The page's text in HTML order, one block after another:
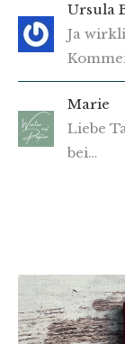
Ursula
Ja
Marie
Liebe
bei…